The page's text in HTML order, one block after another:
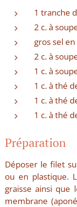
1 tranche
2 c. à
gros sel
2 c. à
1 c. à
1 c. à thé
1 c. à thé
1 c. à thé
Préparation
Déposer le filet
ou en plastique.
graisse ainsi que
membrane